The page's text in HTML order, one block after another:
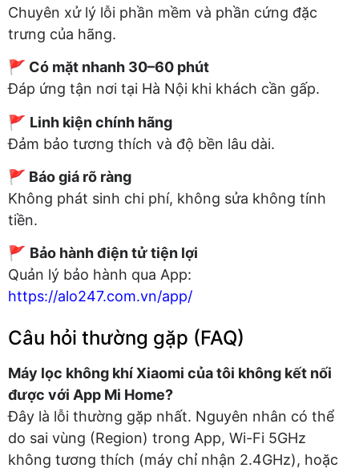
Chuyên xử lý lỗi phần mềm và phần cứng đặc
trưng của hãng.
🚩 Có mặt nhanh 30–60 phút
Đáp ứng tận nơi tại Hà Nội khi khách cần gấp.
🚩 Linh kiện chính hãng
Đảm bảo tương thích và độ bền lâu dài.
🚩 Báo giá rõ ràng
Không phát sinh chi phí, không sửa không tính
tiền.
🚩 Bảo hành điện tử tiện lợi
Quản lý bảo hành qua App:
https://alo247.com.vn/app/
Câu hỏi thường gặp (FAQ)
Máy lọc không khí Xiaomi của tôi không kết nối
được với App Mi Home?
Đây là lỗi thường gặp nhất. Nguyên nhân có thể
do sai vùng (Region) trong App, Wi-Fi 5GHz
không tương thích (máy chỉ nhận 2.4GHz), hoặc